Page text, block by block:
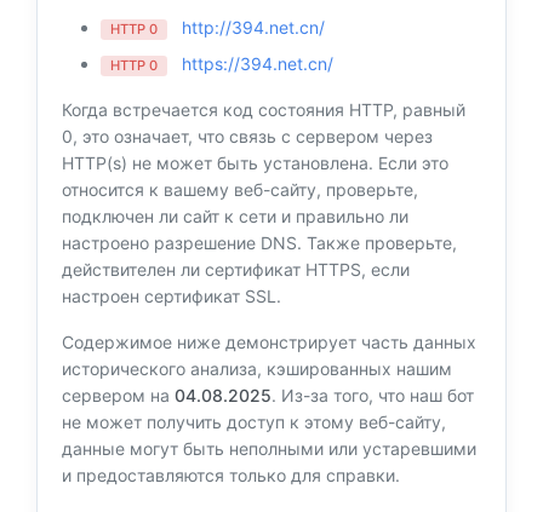
HTTP 0 http://394.net.cn/
HTTP 0 https://394.net.cn/
Когда встречается код состояния HTTP, равный
0, это означает, что связь с сервером через
HTTP(s) не может быть установлена. Если это
относится к вашему веб-сайту, проверьте,
подключен ли сайт к сети и правильно ли
настроено разрешение DNS. Также проверьте,
действителен ли сертификат HTTPS, если
настроен сертификат SSL.
Содержимое ниже демонстрирует часть данных
исторического анализа, кэшированных нашим
сервером на 04.08.2025. Из-за того, что наш бот
не может получить доступ к этому веб-сайту,
данные могут быть неполными или устаревшими
и предоставляются только для справки.